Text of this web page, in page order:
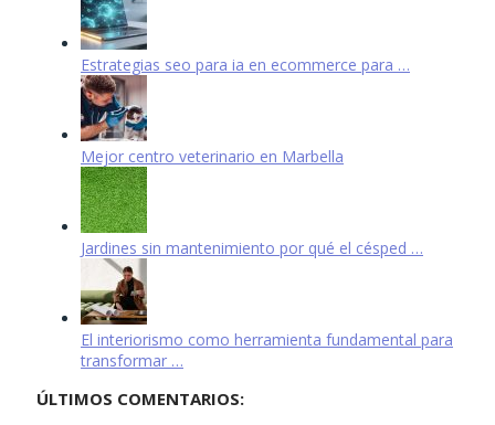
Estrategias seo para ia en ecommerce para …
Mejor centro veterinario en Marbella
Jardines sin mantenimiento por qué el césped …
El interiorismo como herramienta fundamental para
transformar …
ÚLTIMOS COMENTARIOS: